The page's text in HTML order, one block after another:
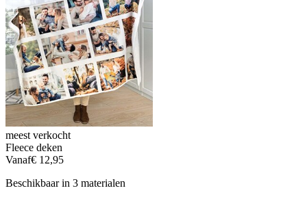
meest verkocht
Fleece deken
Vanaf€ 12,95
Beschikbaar in 3 materialen